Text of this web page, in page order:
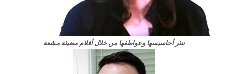
تنثر أحاسيسها وعواطفها من خلال أفلام مضيئة مشعة